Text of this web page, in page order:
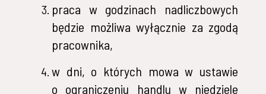
praca w godzinach nadliczbowych
będzie możliwa wyłącznie za zgodą
pracownika,
w dni, o których mowa w ustawie
o ograniczeniu handlu w niedziele